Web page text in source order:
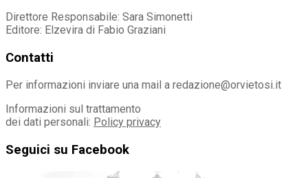
Direttore Responsabile: Sara Simonetti
Editore: Elzevira di Fabio Graziani
Contatti
Per informazioni inviare una mail a redazione@orvietosi.it
Informazioni sul trattamento
dei dati personali: Policy privacy
Seguici su Facebook